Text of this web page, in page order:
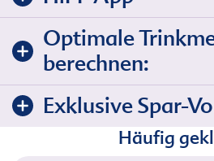
Optimale
berechnen:
Exklusive Spar-
Häufig